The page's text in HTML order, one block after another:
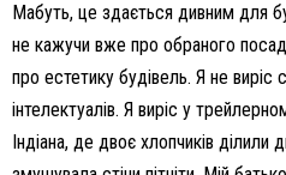
Мабуть, це здається дивним для
не кажучи вже про обраного
про естетику будівель. Я не виріс
інтелектуалів. Я виріс у
Індіана, де двоє хлопчиків ділили